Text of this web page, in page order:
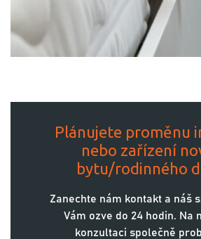
Plánujete proměnu
nebo zařízení
bytu/rodinného
Zanechte nám kontakt a náš
Vám ozve do 24 hodin. Na
konzultaci společně